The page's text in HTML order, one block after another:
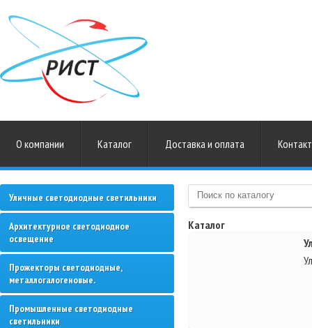
О компании Каталог Доставка и оплата
Уличные светодиодные светильники
Архитектурное светодиодное
освещение
Прожекторы светодиодные,
металлогалогеновые.
Промышленные светодиодные
светильники
Каталог